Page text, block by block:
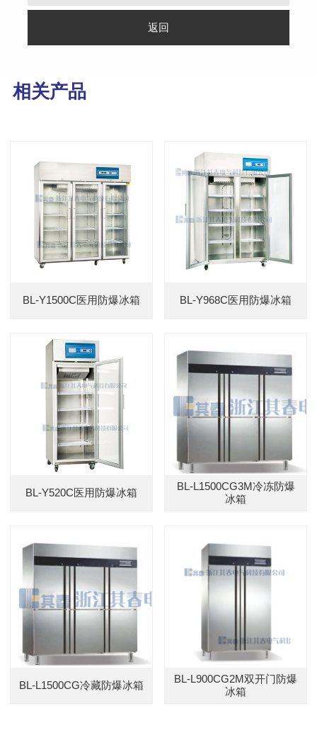
返回
相关产品
BL-Y1500C医用防爆冰箱 BL-Y968C医用防爆冰箱
BL-Y520C医用防爆冰箱
BL-L1500CG3M冷冻防爆
冰箱
BL-L1500CG冷藏防爆冰箱
BL-L900CG2M双开门防爆
冰箱